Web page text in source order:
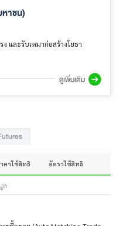
าชน)
ละรับเหมาก่อสร้างโยธา
ดูเพิ่มเติม
คาใช้สิทธิ อัตราใช้สิทธิ
ล